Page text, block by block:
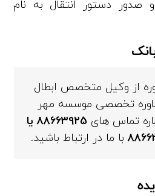
دستور انتقال به نام
از وکیل متخصص ابطال
تخصصی موسسه مهر
تماس های 88663925یا
با ما در ارتباط باشید.